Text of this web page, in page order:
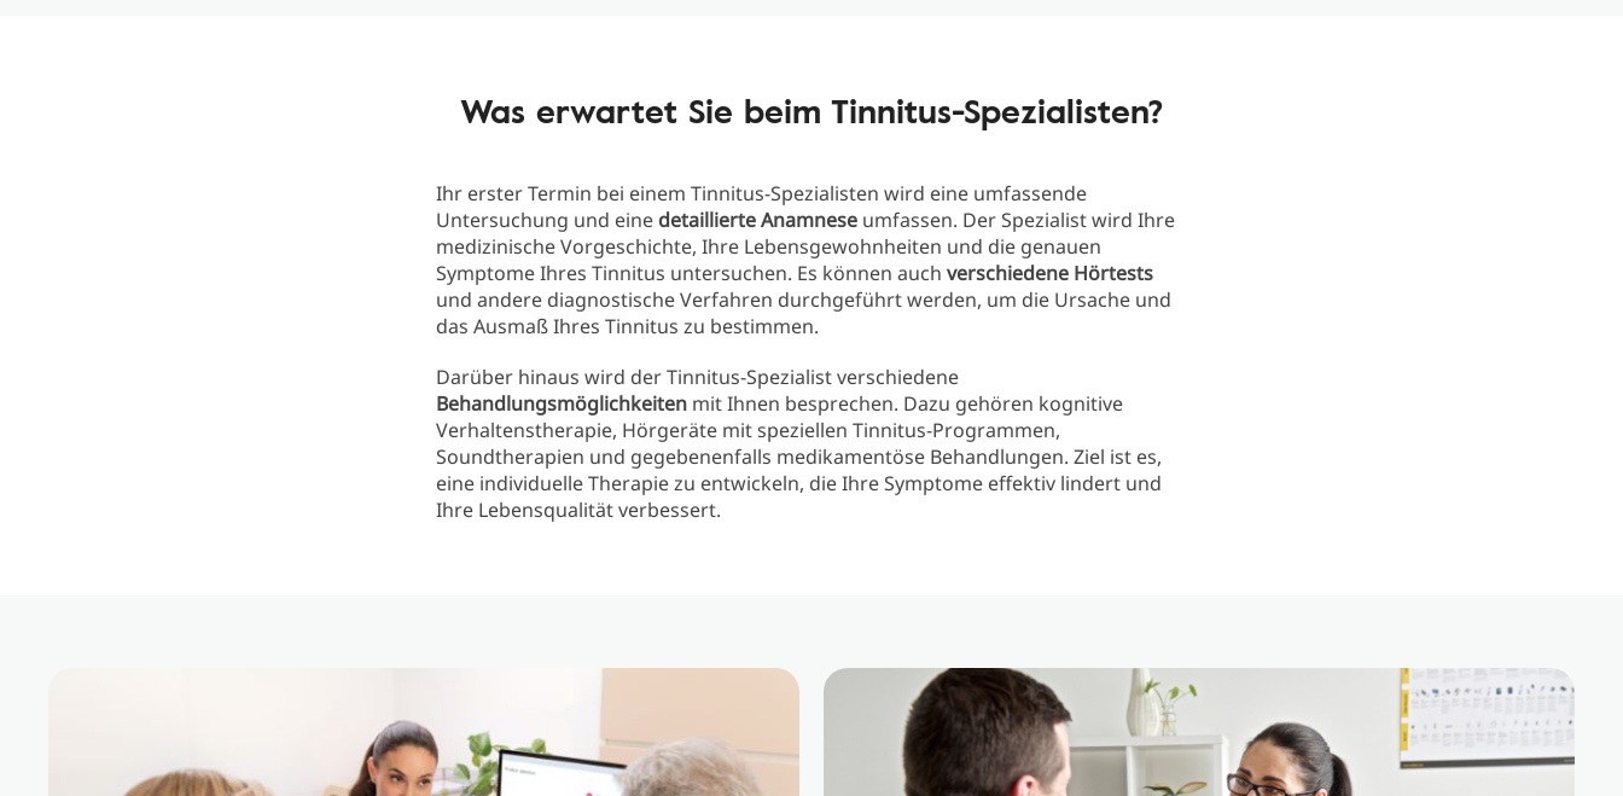
Was erwartet Sie beim Tinnitus-Spezialisten?
Ihr erster Termin bei einem Tinnitus-Spezialisten wird eine umfassende
Untersuchung und eine detaillierte Anamnese umfassen. Der Spezialist wird Ihre
medizinische Vorgeschichte, Ihre Lebensgewohnheiten und die genauen
Symptome Ihres Tinnitus untersuchen. Es können auch verschiedene Hörtests
und andere diagnostische Verfahren durchgeführt werden, um die Ursache und
das Ausmaß Ihres Tinnitus zu bestimmen.
Darüber hinaus wird der Tinnitus-Spezialist verschiedene
Behandlungsmöglichkeiten mit Ihnen besprechen. Dazu gehören kognitive
Verhaltenstherapie, Hörgeräte mit speziellen Tinnitus-Programmen,
Soundtherapien und gegebenenfalls medikamentöse Behandlungen. Ziel ist es,
eine individuelle Therapie zu entwickeln, die Ihre Symptome effektiv lindert und
Ihre Lebensqualität verbessert.